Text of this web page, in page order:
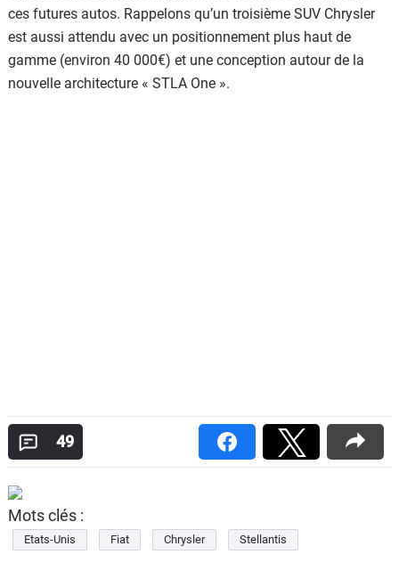
ces futures autos. Rappelons qu’un troisième SUV Chrysler
est aussi attendu avec un positionnement plus haut de
gamme (environ 40 000€) et une conception autour de la
nouvelle architecture « STLA One ».
49
Mots clés :
Etats-Unis Fiat Chrysler Stellantis